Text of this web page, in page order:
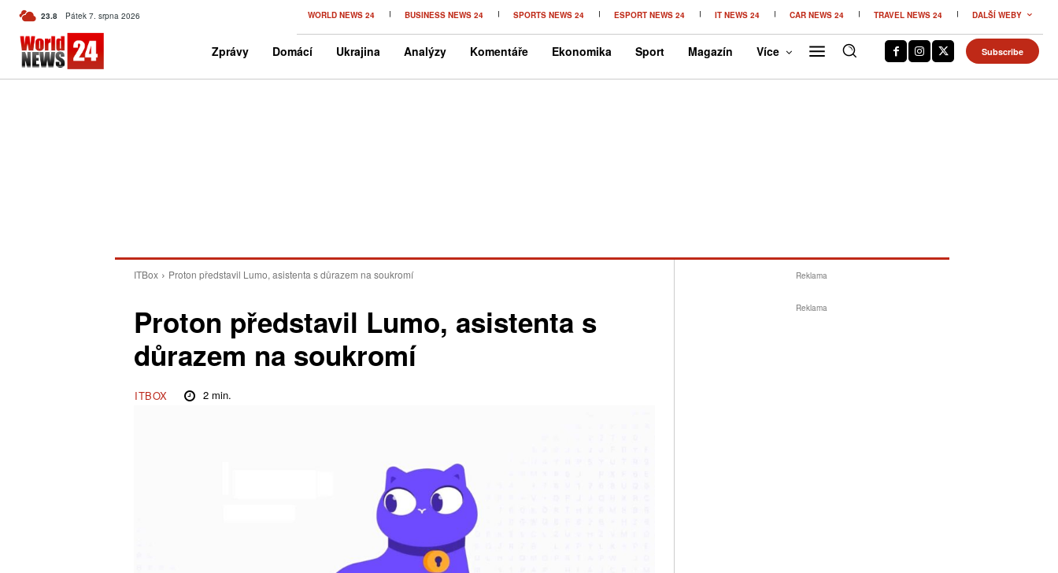
23.8 C Czech
Pátek 7. srpna 2026 WORLD NEWS 24 BUSINESS NEWS 24 SPORTS NEWS 24 ESPORT NEWS 24 IT NEWS 24 CAR NEWS 24 TRAVEL NEWS 24 DALŠÍ WEBY
Zprávy Domácí Ukrajina Analýzy Komentáře Ekonomika Sport Magazín Více Subscribe
ITBox Proton představil Lumo, asistenta s důrazem na soukromí
Proton představil Lumo, asistenta s
důrazem na soukromí
ITBOX 2min.
Reklama
Reklama